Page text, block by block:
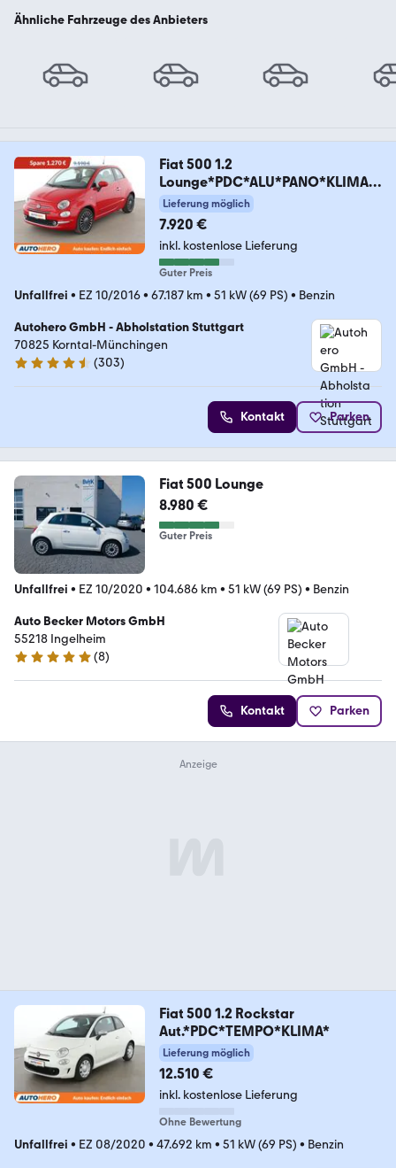
Ähnliche Fahrzeuge des Anbieters
Fiat 500 1.2
Lounge*PDC*ALU*PANO*KLIMA*
BLUETOOTH*
Lieferung möglich
7.920 €
inkl. kostenlose Lieferung
Guter Preis
Unfallfrei • EZ 10/2016• 67.187 km • 51 kW (69 PS) • Benzin
Autohero GmbH - Abholstation Stuttgart
70825 Korntal-Münchingen
4.4 Sterne
(303)
Kontakt Parken
Fiat 500 Lounge
8.980 €
Guter Preis
Unfallfrei • EZ 10/2020 • 104.686 km • 51 kW (69 PS) • Benzin
Auto Becker Motors GmbH
55218 Ingelheim
4.9 Sterne
(8)
Kontakt Parken
Fiat 500 1.2 Rockstar
Aut.*PDC*TEMPO*KLIMA*
Lieferung möglich
12.510 €
inkl. kostenlose Lieferung
Ohne Bewertung
Unfallfrei • EZ 08/2020 • 47.692 km • 51 kW (69 PS) • Benzin